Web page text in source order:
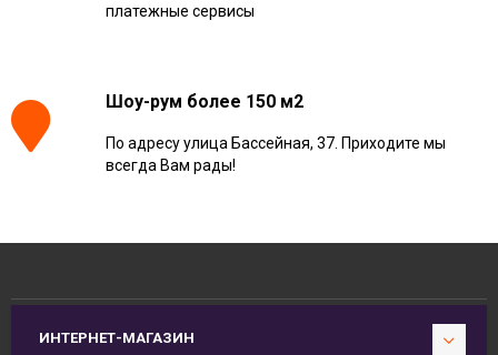
платежные сервисы
Шоу-рум более 150 м2
По адресу улица Бассейная, 37. Приходите мы
всегда Вам рады!
ИНТЕРНЕТ-МАГАЗИН